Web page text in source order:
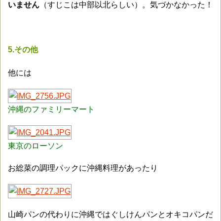
いません （すじこは中部以北らしい）。気づかなかった！
5.その他
他には
沖縄のファミリーマート
東京のローソン
お総菜の調理パックに沖縄料理があったり
山崎パンの代わりに沖縄ではぐしけんパンとオキコパンだ